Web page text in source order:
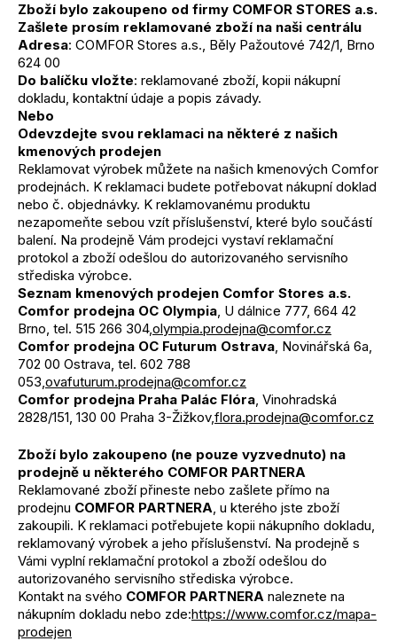
Zboží bylo zakoupeno od firmy COMFOR STORES a.s.
Zašlete prosím reklamované zboží na naši centrálu
Adresa: COMFOR Stores a.s., Běly Pažoutové 742/1, Brno
624 00
Do balíčku vložte: reklamované zboží, kopii nákupní
dokladu, kontaktní údaje a popis závady.
Nebo
Odevzdejte svou reklamaci na některé z našich
kmenových prodejen
Reklamovat výrobek můžete na našich kmenových Comfor
prodejnách. K reklamaci budete potřebovat nákupní doklad
nebo č. objednávky. K reklamovanému produktu
nezapomeňte sebou vzít příslušenství, které bylo součástí
balení. Na prodejně Vám prodejci vystaví reklamační
protokol a zboží odešlou do autorizovaného servisního
střediska výrobce.
Seznam kmenových prodejen Comfor Stores a.s.
Comfor prodejna OC Olympia, U dálnice 777, 664 42
Brno, tel. 515 266 304,olympia.prodejna@comfor.cz
Comfor prodejna OC Futurum Ostrava, Novinářská 6a,
702 00 Ostrava, tel. 602 788
053,ovafuturum.prodejna@comfor.cz
Comfor prodejna Praha Palác Flóra, Vinohradská
2828/151, 130 00 Praha 3-Žižkov,flora.prodejna@comfor.cz
Zboží bylo zakoupeno (ne pouze vyzvednuto) na
prodejně u některého COMFOR PARTNERA
Reklamované zboží přineste nebo zašlete přímo na
prodejnu COMFOR PARTNERA, u kterého jste zboží
zakoupili. K reklamaci potřebujete kopii nákupního dokladu,
reklamovaný výrobek a jeho příslušenství. Na prodejně s
Vámi vyplní reklamační protokol a zboží odešlou do
autorizovaného servisního střediska výrobce.
Kontakt na svého COMFOR PARTNERA naleznete na
nákupním dokladu nebo zde:https://www.comfor.cz/mapa-
prodejen